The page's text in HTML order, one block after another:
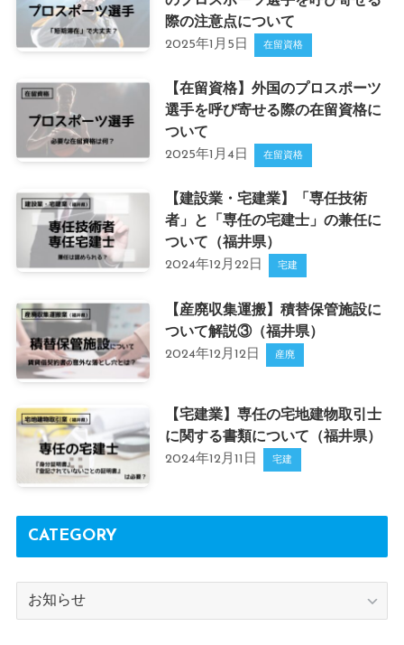
際の注意点について
2025年1月5日 在留資格
【在留資格】外国のプロスポーツ
選手を呼び寄せる際の在留資格に
ついて
2025年1月4日 在留資格
【建設業・宅建業】「専任技術
者」と「専任の宅建士」の兼任に
ついて（福井県）
2024年12月22日 宅建
【産廃収集運搬】積替保管施設に
ついて解説③（福井県）
2024年12月12日 産廃
【宅建業】専任の宅地建物取引士
に関する書類について（福井県）
2024年12月11日 宅建
CATEGORY
CATEGORY